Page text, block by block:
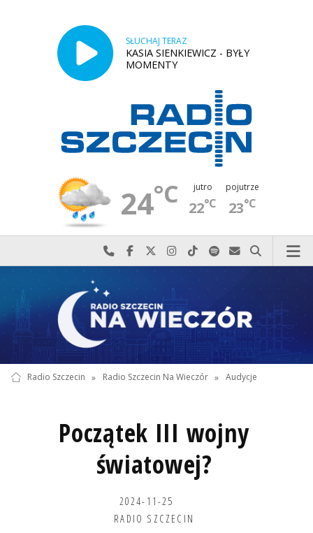
SŁUCHAJ TERAZ
KASIA SIENKIEWICZ - BYŁY
MOMENTY
24°C jutro
22°C
pojutrze
23°C
Najlepiej po prostu do nas zadzwoń
Odwiedź nas na Facebook-u
Odwiedź nas na X
Odwiedź nas na Instagram-ie
Odwiedź nas na TikTok-u
Szukaj nas na Spotify
Wyślij do nas
Szukaj
Radio Szczecin » Radio Szczecin Na Wieczór » Audycje
Początek III wojny
światowej?
2024-11-25
RADIO SZCZECIN